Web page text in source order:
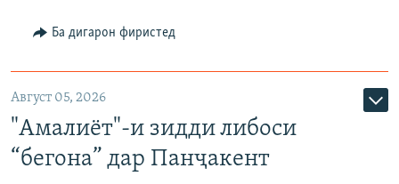
Ба дигарон фиристед
Август 05, 2026
"Амалиёт"-и зидди либоси
“бегона” дар Панҷакент